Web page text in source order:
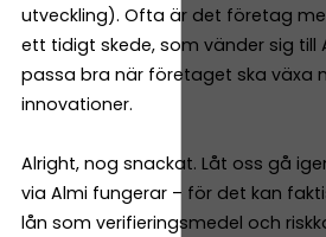
utveckling). Ofta är det företag
ett tidigt skede, som vänder sig till
passa bra när företaget ska växa
innovationer.
Alright, nog snackat. Låt oss gå
via Almi fungerar – för det kan
lån som verifieringsmedel och